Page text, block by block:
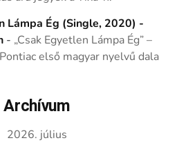
Lámpa Ég (Single, 2020) -
- „Csak Egyetlen Lámpa Ég” –
első magyar nyelvű dala
Archívum
2026. július